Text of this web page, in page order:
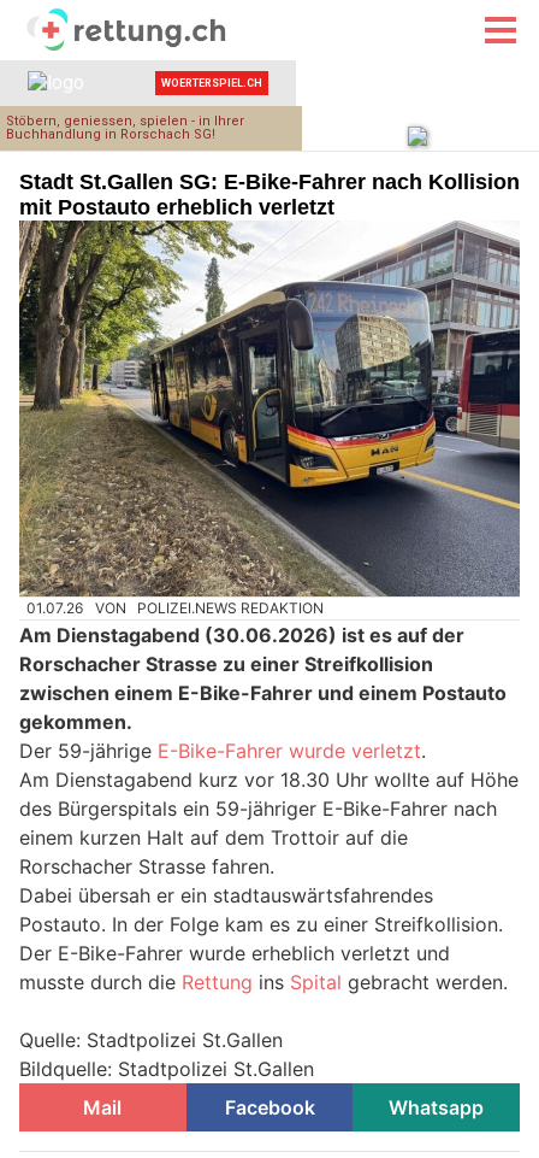
Stadt St.Gallen SG: E-Bike-Fahrer nach Kollision
mit Postauto erheblich verletzt
01.07.26 VON POLIZEI.NEWS REDAKTION
Am Dienstagabend (30.06.2026) ist es auf der
Rorschacher Strasse zu einer Streifkollision
zwischen einem E-Bike-Fahrer und einem Postauto
gekommen.
Der 59-jährige E-Bike-Fahrer wurde verletzt.
Am Dienstagabend kurz vor 18.30 Uhr wollte auf Höhe
des Bürgerspitals ein 59-jähriger E-Bike-Fahrer nach
einem kurzen Halt auf dem Trottoir auf die
Rorschacher Strasse fahren.
Dabei übersah er ein stadtauswärtsfahrendes
Postauto. In der Folge kam es zu einer Streifkollision.
Der E-Bike-Fahrer wurde erheblich verletzt und
musste durch die Rettung ins Spital gebracht werden.
Quelle: Stadtpolizei St.Gallen
Bildquelle: Stadtpolizei St.Gallen
Mail
Facebook Whatsapp